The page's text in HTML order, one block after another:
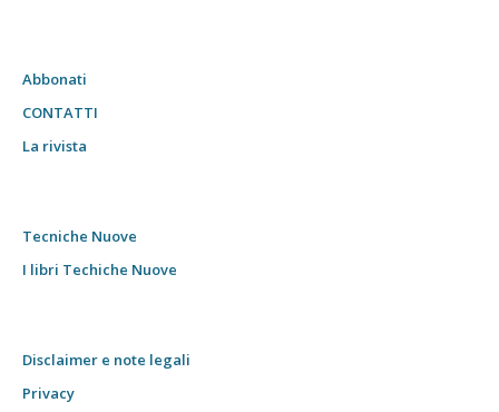
Abbonati
CONTATTI
La rivista
Tecniche Nuove
I libri Techiche Nuove
Disclaimer e note legali
Privacy